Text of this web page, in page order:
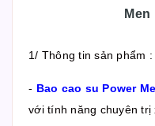
1/ Thông tin sản phẩm :
- Bao cao su Power
với tính năng chuyên trị